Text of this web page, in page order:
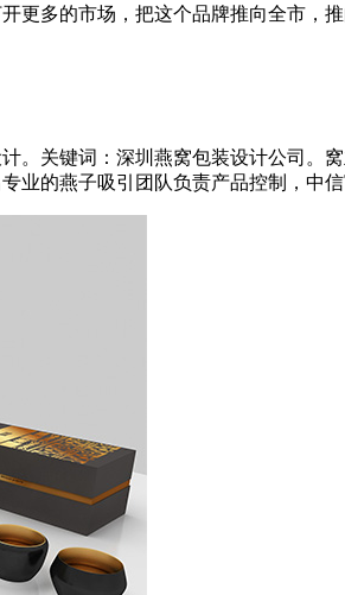
更多的市场，把这个品牌推向全市，
关键词：深圳燕窝包装设计公司。
业的燕子吸引团队负责产品控制，中